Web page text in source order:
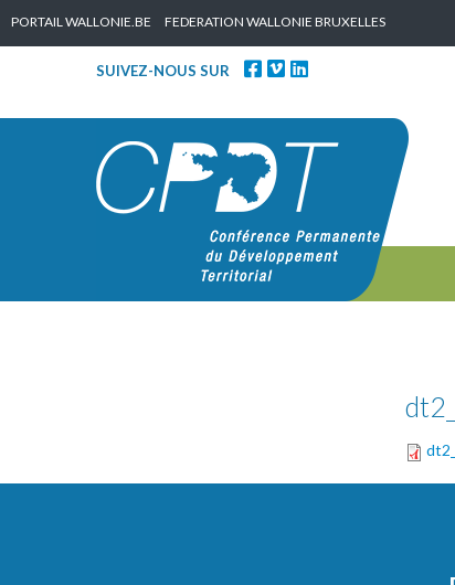
PORTAIL WALLONIE.BE FEDERATION WALLONIE BRUXELLES
SUIVEZ-NOUS SUR